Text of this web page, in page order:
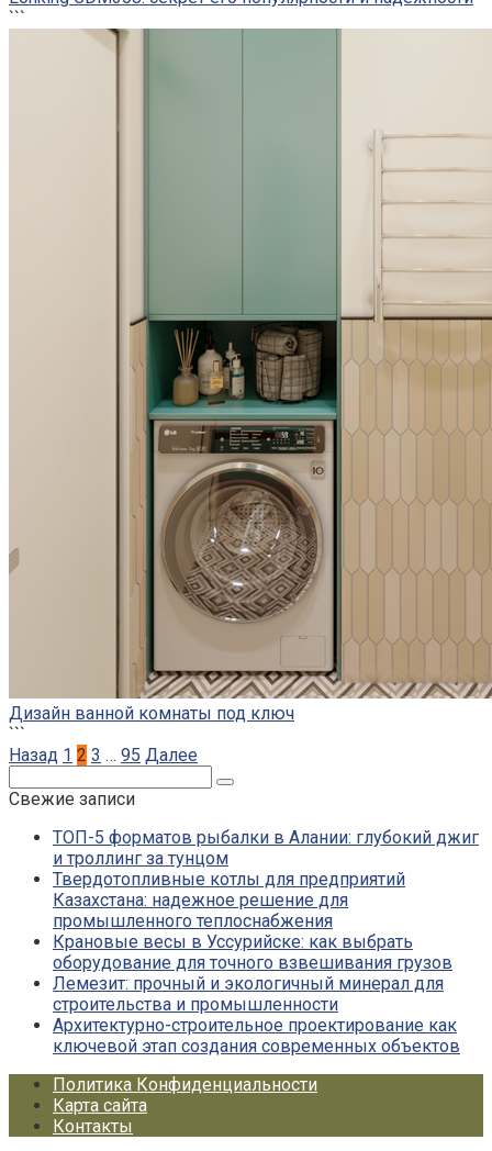
```
Дизайн ванной комнаты под ключ
```
Пагинация
Назад 1 2 3 … 95 Далее
Свежие записи
ТОП-5 форматов рыбалки в Алании: глубокий джиг
и троллинг за тунцом
Твердотопливные котлы для предприятий
Казахстана: надежное решение для
промышленного теплоснабжения
Крановые весы в Уссурийске: как выбрать
оборудование для точного взвешивания грузов
Лемезит: прочный и экологичный минерал для
строительства и промышленности
Архитектурно-строительное проектирование как
ключевой этап создания современных объектов
Политика Конфиденциальности
Карта сайта
Контакты